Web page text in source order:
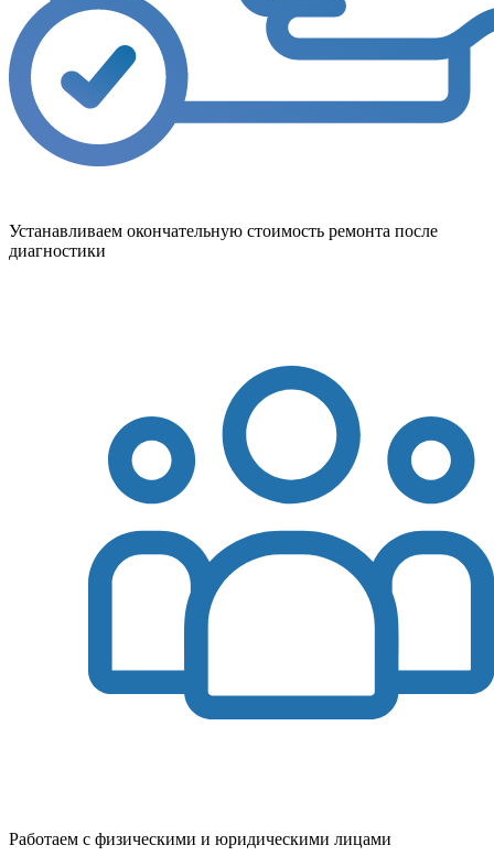
Устанавливаем окончательную стоимость ремонта после
диагностики
Работаем с физическими и юридическими лицами